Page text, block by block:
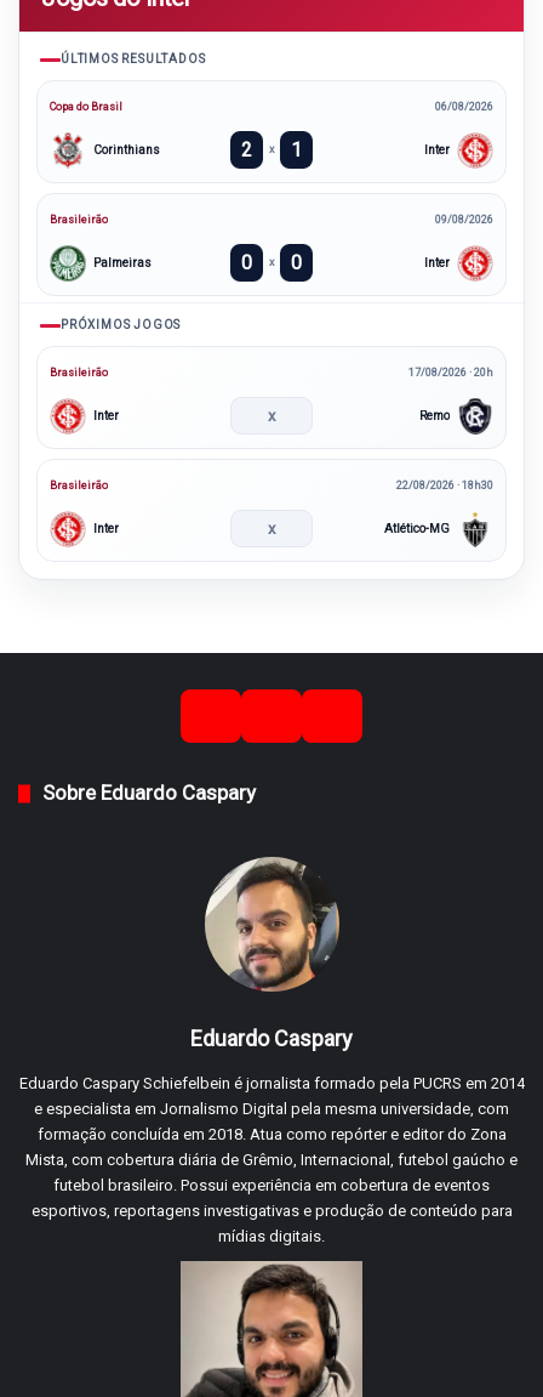
ÚLTIMOS RESULTADOS
Copa do Brasil 06/08/2026
Corinthians 2 x 1 Inter
Brasileirão 09/08/2026
Palmeiras 0 x 0 Inter
PRÓXIMOS JOGOS
Brasileirão 17/08/2026 · 20h
Inter x Remo
Brasileirão 22/08/2026 · 18h30
Inter x Atlético-MG
Sobre Eduardo Caspary
Eduardo Caspary
Eduardo Caspary Schiefelbein é jornalista formado pela PUCRS em 2014
e especialista em Jornalismo Digital pela mesma universidade, com
formação concluída em 2018. Atua como repórter e editor do Zona
Mista, com cobertura diária de Grêmio, Internacional, futebol gaúcho e
futebol brasileiro. Possui experiência em cobertura de eventos
esportivos, reportagens investigativas e produção de conteúdo para
mídias digitais.